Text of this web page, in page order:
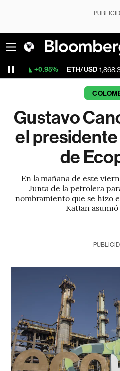
ETH/USD 1,868.323 +1.71%
Gustavo
el
de
En la mañana de este
Junta de la petrolera
nombramiento que se hizo
Kattan